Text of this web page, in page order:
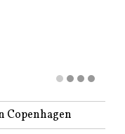
Copenhagen